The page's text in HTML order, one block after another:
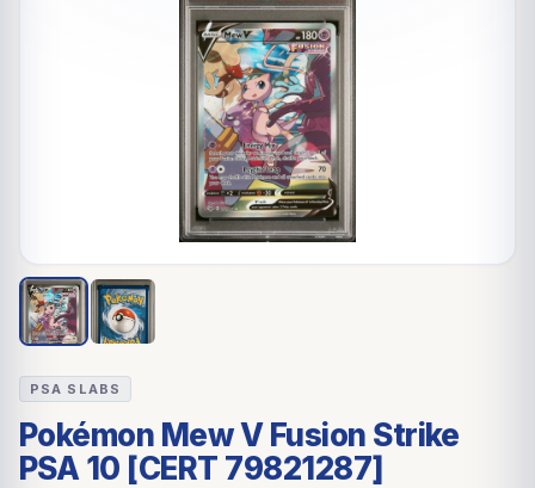
PSA SLABS
Pokémon Mew V Fusion Strike
PSA 10 [CERT 79821287]